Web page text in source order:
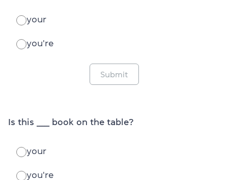
your
you're
Submit
Is this _____ book on the table?
your
you're